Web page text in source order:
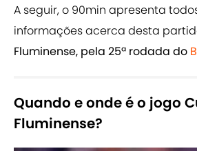
A seguir, o 90min apresenta
informações acerca desta
Fluminense, pela 25ª rodada do
Quando e onde é o jogo
Fluminense?